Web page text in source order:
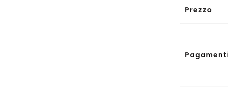
Prezzo